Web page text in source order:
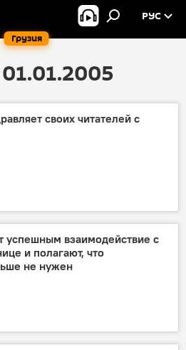
Грузия
РУС
своих читателей с
успешным взаимодействие с
и полагают, что
не нужен